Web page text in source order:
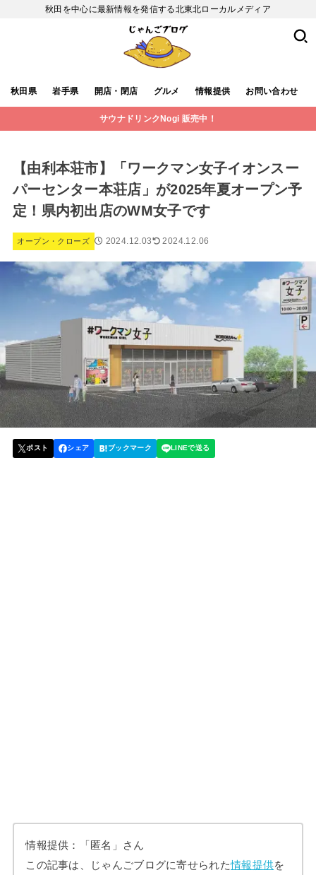
秋田を中心に最新情報を発信する北東北ローカルメディア
秋田県 岩手県 開店・閉店 グルメ 情報提供 お問い合わせ
サウナドリンクNogi 販売中！
【由利本荘市】「ワークマン女子イオンスー
パーセンター本荘店」が2025年夏オープン予
定！県内初出店のWM女子です
オープン・クローズ 2024.12.03 2024.12.06
情報提供：「匿名」さん
この記事は、じゃんごブログに寄せられた情報提供を